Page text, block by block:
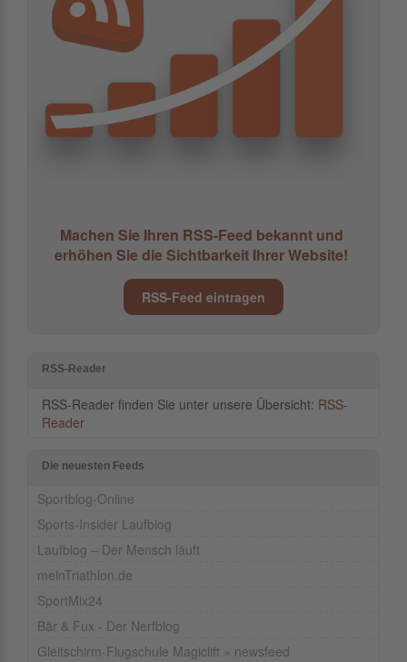
Machen Sie Ihren RSS-Feed bekannt und
erhöhen Sie die Sichtbarkeit Ihrer Website!
RSS-Feed eintragen
RSS-Reader
RSS-Reader finden Sie unter unsere Übersicht: RSS-
Reader
Die neuesten Feeds
Sportblog-Online
Sports-Insider Laufblog
Laufblog – Der Mensch läuft
meinTriathlon.de
SportMix24
Bär & Fux - Der Nerfblog
Gleitschirm-Flugschule Magiclift » newsfeed